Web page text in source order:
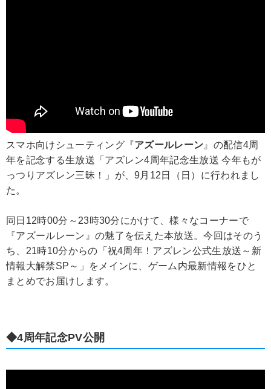
スマホ向けシューティング『アズールレーン 』の配信4周
年を記念する生放送「アズレン4周年記念生放送 今年もが
っつりアズレン三昧！」が、9月12日（日）に行われまし
た。
同日12時00分～23時30分にかけて、様々なコーナーで
『アズールレーン』の魅了を伝えた本放送。今回はそのう
ち、21時10分からの「祝4周年！アズレン公式生放送～新
情報大解禁SP～」をメインに、ゲーム内最新情報をひと
まとめでお届けします。
◆4周年記念PV公開